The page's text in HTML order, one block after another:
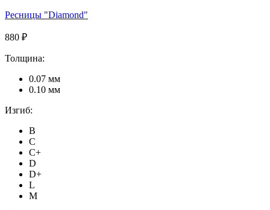
Ресницы "Diamond"
880 ₽
Толщина:
0.07 мм
0.10 мм
Изгиб:
B
C
C+
D
D+
L
M